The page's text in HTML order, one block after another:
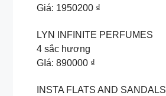
Giá: 1950200 ₫
LYN INFINITE PERFUMES
4 sắc hương
GIá: 890000 ₫
INSTA FLATS AND SANDALS